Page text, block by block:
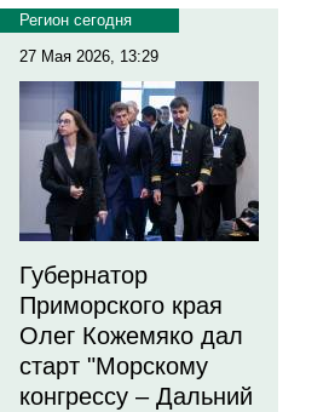
Регион сегодня
27 Мая 2026, 13:29
Губернатор
Приморского края
Олег Кожемяко дал
старт "Морскому
конгрессу – Дальний